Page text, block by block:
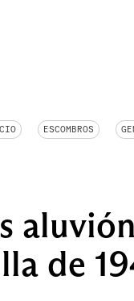
ESCOMBROS
de